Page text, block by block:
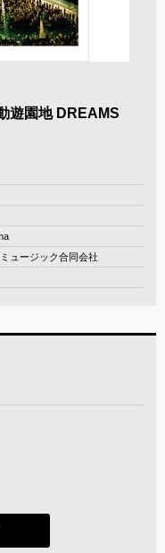
遊園地 DREAMS
ュージック合同会社